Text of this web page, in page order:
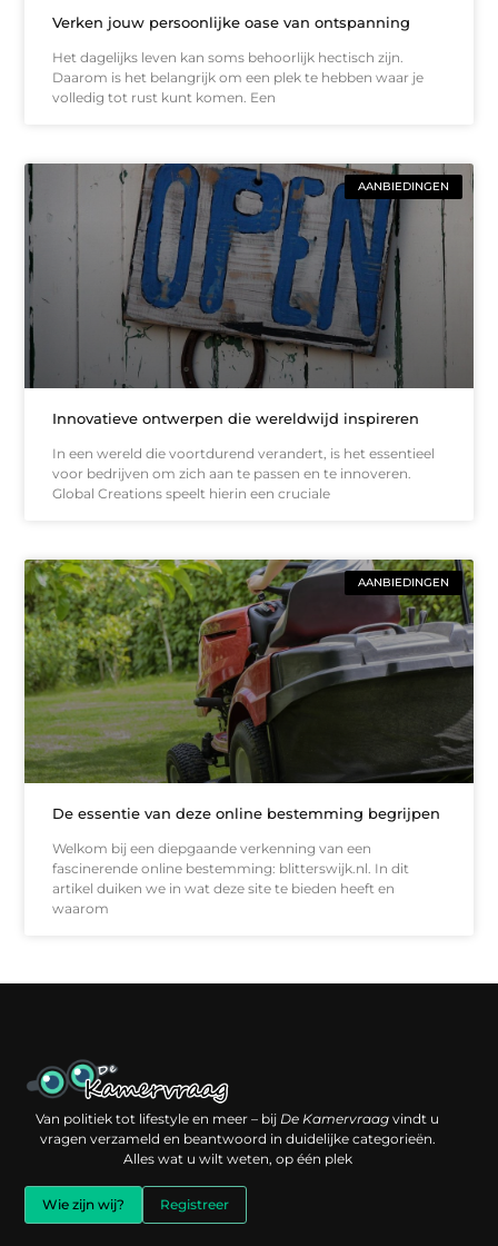
Verken jouw persoonlijke oase van ontspanning
Het dagelijks leven kan soms behoorlijk hectisch zijn.
Daarom is het belangrijk om een plek te hebben waar je
volledig tot rust kunt komen. Een
AANBIEDINGEN
Innovatieve ontwerpen die wereldwijd inspireren
In een wereld die voortdurend verandert, is het essentieel
voor bedrijven om zich aan te passen en te innoveren.
Global Creations speelt hierin een cruciale
AANBIEDINGEN
De essentie van deze online bestemming begrijpen
Welkom bij een diepgaande verkenning van een
fascinerende online bestemming: blitterswijk.nl. In dit
artikel duiken we in wat deze site te bieden heeft en
waarom
Van politiek tot lifestyle en meer – bijDe Kamervraag vindt u
vragen verzameld en beantwoord in duidelijke categorieën.
Alles wat u wilt weten, op één plek
Wie zijn wij? Registreer